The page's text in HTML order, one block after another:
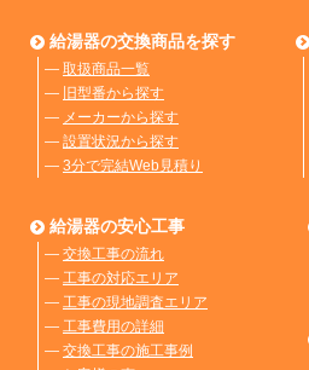
給湯器の交換商品を探す
― 取扱商品一覧
― 旧型番から探す
― メーカーから探す
― 設置状況から探す
― 3分で完結Web見積り
給湯器の安心工事
― 交換工事の流れ
― 工事の対応エリア
― 工事の現地調査エリア
― 工事費用の詳細
― 交換工事の施工事例